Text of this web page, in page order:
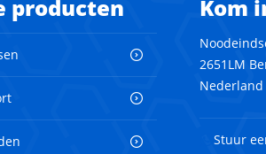
producten Kom
2651LM
Nederland
Stuur